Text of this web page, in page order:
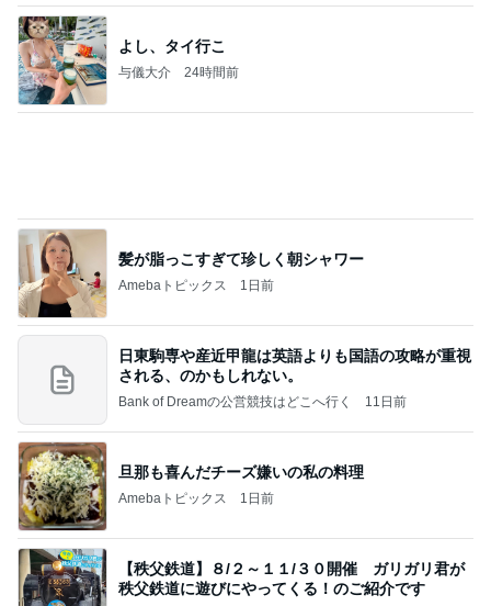
よし、タイ行こ
与儀大介 24時間前
髪が脂っこすぎて珍しく朝シャワー
Amebaトピックス 1日前
日東駒専や産近甲龍は英語よりも国語の攻略が重視
される、のかもしれない。
Bank of Dreamの公営競技はどこへ行く 11日前
旦那も喜んだチーズ嫌いの私の料理
Amebaトピックス 1日前
【秩父鉄道】８/２～１１/３０開催 ガリガリ君が
秩父鉄道に遊びにやってくる！のご紹介です